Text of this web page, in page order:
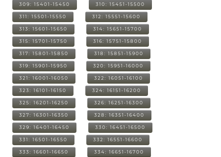
309: 15401-15450 310: 15451-15500
311: 15501-15550 312: 15551-15600
313: 15601-15650 314: 15651-15700
315: 15701-15750 316: 15751-15800
317: 15801-15850 318: 15851-15900
319: 15901-15950 320: 15951-16000
321: 16001-16050 322: 16051-16100
323: 16101-16150 324: 16151-16200
325: 16201-16250 326: 16251-16300
327: 16301-16350 328: 16351-16400
329: 16401-16450 330: 16451-16500
331: 16501-16550 332: 16551-16600
333: 16601-16650 334: 16651-16700